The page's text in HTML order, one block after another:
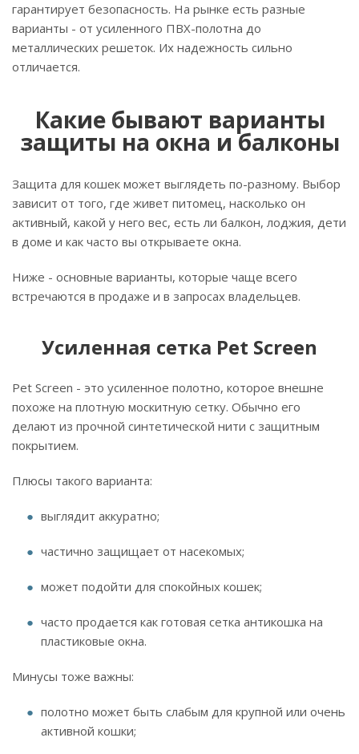
гарантирует безопасность. На рынке есть разные
варианты - от усиленного ПВХ-полотна до
металлических решеток. Их надежность сильно
отличается.
Какие бывают варианты
защиты на окна и балконы
Защита для кошек может выглядеть по-разному. Выбор
зависит от того, где живет питомец, насколько он
активный, какой у него вес, есть ли балкон, лоджия, дети
в доме и как часто вы открываете окна.
Ниже - основные варианты, которые чаще всего
встречаются в продаже и в запросах владельцев.
Усиленная сетка Pet Screen
Pet Screen - это усиленное полотно, которое внешне
похоже на плотную москитную сетку. Обычно его
делают из прочной синтетической нити с защитным
покрытием.
Плюсы такого варианта:
выглядит аккуратно;
частично защищает от насекомых;
может подойти для спокойных кошек;
часто продается как готовая сетка антикошка на
пластиковые окна.
Минусы тоже важны:
полотно может быть слабым для крупной или очень
активной кошки;